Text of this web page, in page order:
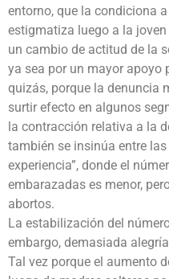
entorno, que la condiciona
estigmatiza luego a la
un cambio de actitud de la
ya sea por un mayor apoyo
quizás, porque la denuncia
surtir efecto en algunos
la contracción relativa a la
también se insinúa entre
experiencia”, donde el
embarazadas es menor,
abortos.
La estabilización del
embargo, demasiada
Tal vez porque el aumento